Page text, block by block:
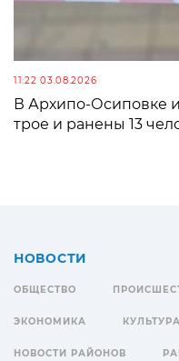
11:22 03.08.2026
В Архипо-Осиповке
трое и ранены 13
НОВОСТИ
ОБЩЕСТВО
ЭКОНОМИКА КУЛЬТУРА
НОВОСТИ РАЙОНОВ